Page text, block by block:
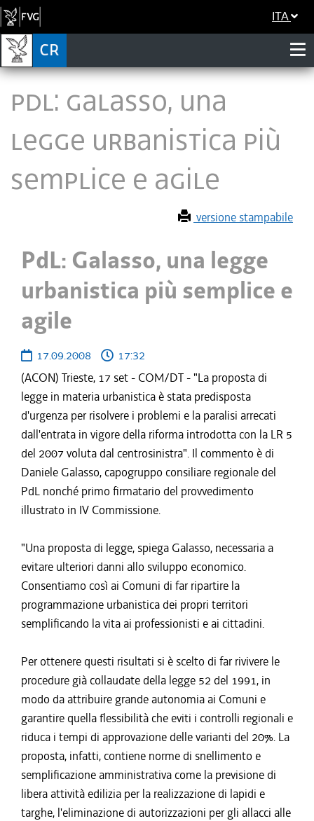
ITA
PdL: Galasso, una
legge urbanistica più
semplice e agile
versione stampabile
PdL: Galasso, una legge
urbanistica più semplice e
agile
17.09.2008
17:32
(ACON) Trieste, 17 set - COM/DT - "La proposta di
legge in materia urbanistica è stata predisposta
d'urgenza per risolvere i problemi e la paralisi arrecati
dall'entrata in vigore della riforma introdotta con la LR 5
del 2007 voluta dal centrosinistra". Il commento è di
Daniele Galasso, capogruppo consiliare regionale del
PdL nonché primo firmatario del provvedimento
illustrato in IV Commissione.
"Una proposta di legge, spiega Galasso, necessaria a
evitare ulteriori danni allo sviluppo economico.
Consentiamo così ai Comuni di far ripartire la
programmazione urbanistica dei propri territori
semplificando la vita ai professionisti e ai cittadini.
Per ottenere questi risultati si è scelto di far rivivere le
procedure già collaudate della legge 52 del 1991, in
modo da attribuire grande autonomia ai Comuni e
garantire quella flessibilità che eviti i controlli regionali e
riduca i tempi di approvazione delle varianti del 20%. La
proposta, infatti, contiene norme di snellimento e
semplificazione amministrativa come la previsione di
libera attività edilizia per la realizzazione di lapidi e
targhe, l'eliminazione di autorizzazioni per gli allacci alle